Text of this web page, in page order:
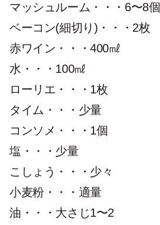
マッシュルーム・・・6〜8個
ベーコン(細切り)・・・2枚
赤ワイン・・・400㎖
水・・・100㎖
ローリエ・・・1枚
タイム・・・少量
コンソメ・・・1個
塩・・・少量
こしょう・・・少々
小麦粉・・・適量
油・・・大さじ1〜2